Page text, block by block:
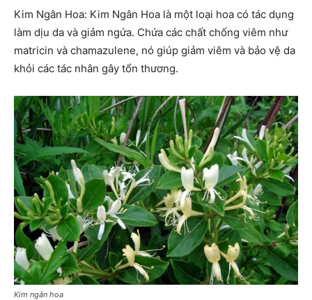
Kim Ngân Hoa: Kim Ngân Hoa là một loại hoa có tác dụng
làm dịu da và giảm ngứa. Chứa các chất chống viêm như
matricin và chamazulene, nó giúp giảm viêm và bảo vệ da
khỏi các tác nhân gây tổn thương.
Kim ngân hoa